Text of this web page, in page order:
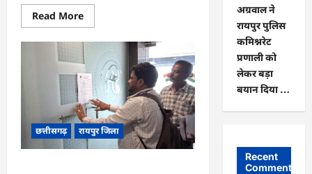
Read MoreRead
more
CG
:
किताबों
से
भरा
बस्ता
और
स्कूल
पहुंचने
के
लिए
मुश्किल
छत्तीसगढ़ रायपुर जिला
अग्रवाल ने
रायपुर पुलिस
कमिश्नरेट
प्रणाली को
लेकर बड़ा
बयान दिया …
Recent
Comments